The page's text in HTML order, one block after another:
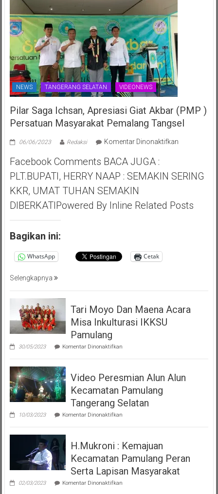
NEWS TANGERANG SELATAN VIDEONEWS
Pilar Saga Ichsan, Apresiasi Giat Akbar (PMP )
Persatuan Masyarakat Pemalang Tangsel
06/06/2023 Redaksi Komentar Dinonaktifkanpada
Ichsan,
Apresiasi
Akbar
Facebook Comments BACA JUGA :
PLT.BUPATI, HERRY NAAP : SEMAKIN SERING
KKR, UMAT TUHAN SEMAKIN
DIBERKATIPowered By Inline Related Posts
Bagikan ini:
WhatsApp Cetak
Selengkapnya
Tari Moyo Dan Maena Acara
Misa Inkulturasi IKKSU
Pamulang
30/05/2023 Komentar Dinonaktifkanpada
Moyo
Maena
Acara
Misa
Inkulturasi
IKKSU
Pamulang
Video Peresmian Alun Alun
Kecamatan Pamulang
Tangerang Selatan
10/03/2023 Komentar Dinonaktifkanpada
Peresmian
Alun
Kecamatan
Pamulang
Tangerang
Selatan
H.Mukroni : Kemajuan
Kecamatan Pamulang Peran
Serta Lapisan Masyarakat
02/03/2023 Komentar Dinonaktifkanpada